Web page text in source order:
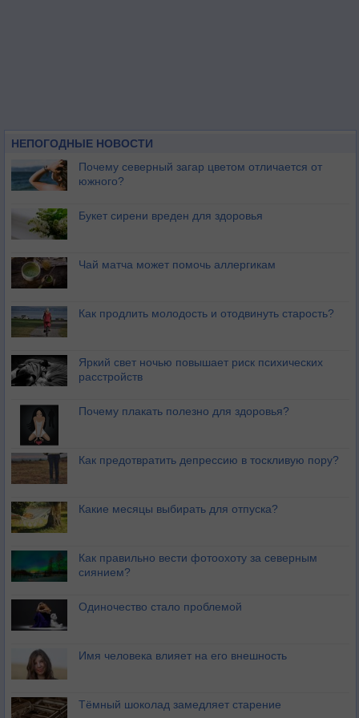
НЕПОГОДНЫЕ НОВОСТИ
Почему северный загар цветом отличается от
южного?
Букет сирени вреден для здоровья
Чай матча может помочь аллергикам
Как продлить молодость и отодвинуть старость?
Яркий свет ночью повышает риск психических
расстройств
Почему плакать полезно для здоровья?
Как предотвратить депрессию в тоскливую пору?
Какие месяцы выбирать для отпуска?
Как правильно вести фотоохоту за северным
сиянием?
Одиночество стало проблемой
Имя человека влияет на его внешность
Тёмный шоколад замедляет старение